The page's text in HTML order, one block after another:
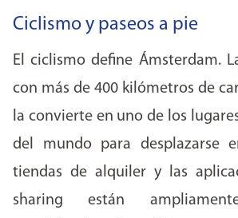
Ciclismo y paseos a pie
El ciclismo define Ámsterdam.
con más de 400 kilómetros de
la convierte en uno de los
del mundo para desplazarse
tiendas de alquiler y las
sharing están